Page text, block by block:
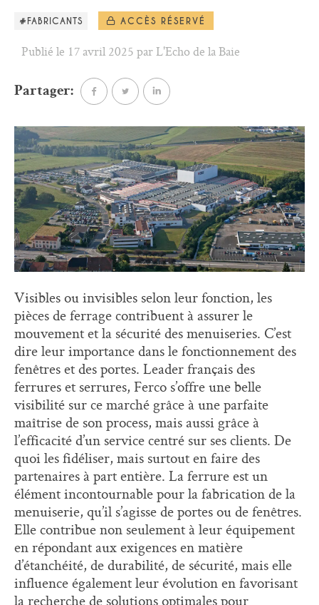
#FABRICANTS ACCÈS RÉSERVÉ
Publié le 17 avril 2025 par L'Echo de la Baie
Partager:
Visibles ou invisibles selon leur fonction, les
pièces de ferrage contribuent à assurer le
mouvement et la sécurité des menuiseries. C’est
dire leur importance dans le fonctionnement des
fenêtres et des portes. Leader français des
ferrures et serrures, Ferco s’offre une belle
visibilité sur ce marché grâce à une parfaite
maîtrise de son process, mais aussi grâce à
l’efficacité d’un service centré sur ses clients. De
quoi les fidéliser, mais surtout en faire des
partenaires à part entière. La ferrure est un
élément incontournable pour la fabrication de la
menuiserie, qu’il s’agisse de portes ou de fenêtres.
Elle contribue non seulement à leur équipement
en répondant aux exigences en matière
d’étanchéité, de durabilité, de sécurité, mais elle
influence également leur évolution en favorisant
la recherche de solutions optimales pour